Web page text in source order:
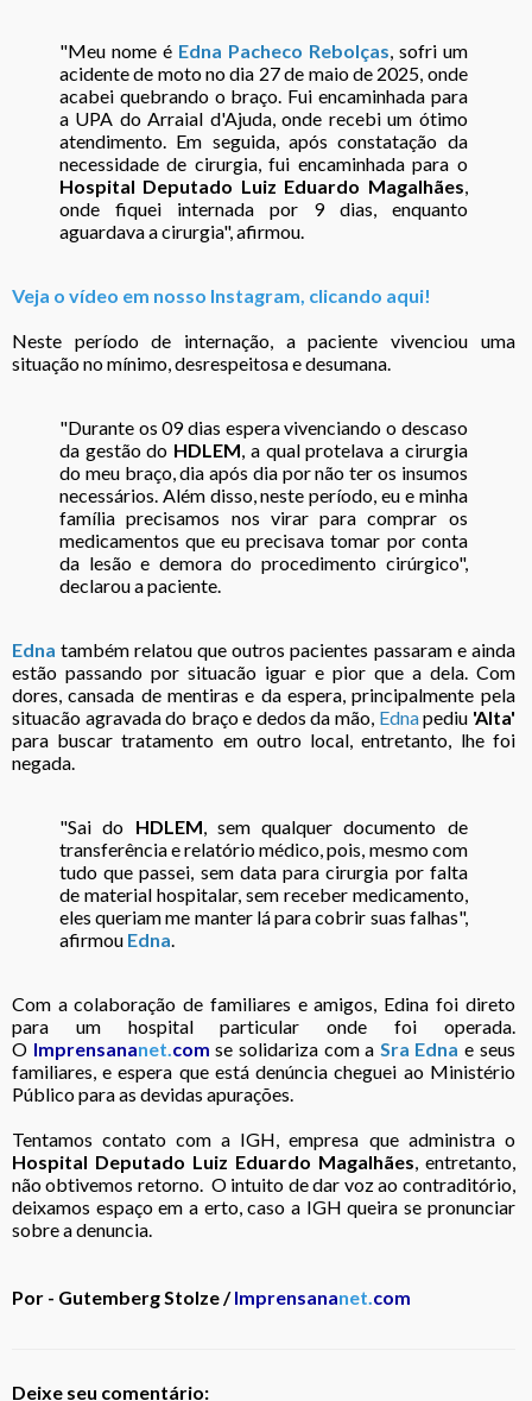
"Meu nome é Edna Pacheco Rebolças, sofri um
acidente de moto no dia 27 de maio de 2025, onde
acabei quebrando o braço. Fui encaminhada para
a UPA do Arraial d'Ajuda, onde recebi um ótimo
atendimento. Em seguida, após constatação da
necessidade de cirurgia, fui encaminhada para o
Hospital Deputado Luiz Eduardo Magalhães,
onde fiquei internada por 9 dias, enquanto
aguardava a cirurgia", afirmou.
Veja o vídeo em nosso Instagram, clicando aqui!
Neste período de internação, a paciente vivenciou uma
situação no mínimo, desrespeitosa e desumana.
"Durante os 09 dias espera vivenciando o descaso
da gestão do HDLEM, a qual protelava a cirurgia
do meu braço, dia após dia por não ter os insumos
necessários. Além disso, neste período, eu e minha
família precisamos nos virar para comprar os
medicamentos que eu precisava tomar por conta
da lesão e demora do procedimento cirúrgico",
declarou a paciente.
Edna também relatou que outros pacientes passaram e ainda
estão passando por situacão iguar e pior que a dela. Com
dores, cansada de mentiras e da espera, principalmente pela
situacão agravada do braço e dedos da mão, Ednapediu 'Alta'
para buscar tratamento em outro local, entretanto, lhe foi
negada.
"Sai do HDLEM, sem qualquer documento de
transferência e relatório médico, pois, mesmo com
tudo que passei, sem data para cirurgia por falta
de material hospitalar, sem receber medicamento,
eles queriam me manter lá para cobrir suas falhas",
afirmou Edna.
Com a colaboração de familiares e amigos, Edina foi direto
para um hospital particular onde foi operada.
O Imprensananet.comse solidariza com a Sra Edna e seus
familiares, e espera que está denúncia cheguei ao Ministério
Público para as devidas apurações.
Tentamos contato com a IGH, empresa que administra o
Hospital Deputado Luiz Eduardo Magalhães, entretanto,
não obtivemos retorno. O intuito de dar voz ao contraditório,
deixamos espaço em a erto, caso a IGH queira se pronunciar
sobre a denuncia.
Por - Gutemberg Stolze /Imprensananet.com
Deixe seu comentário: